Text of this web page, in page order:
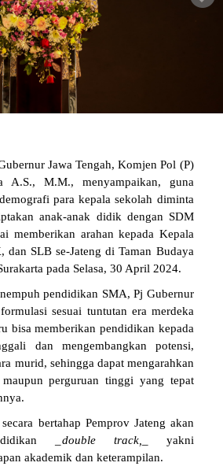
Jawa Tengah, Komjen Pol (P)
A.S., M.M., menyampaikan, guna
para kepala sekolah diminta
anak-anak didik dengan SDM
memberikan arahan kepada Kepala
dan SLB se-Jateng di Taman Budaya
pada Selasa, 30 April 2024.
pendidikan SMA, Pj Gubernur
sesuai tuntutan era merdeka
bisa memberikan pendidikan kepada
dan mengembangkan potensi,
murid, sehingga dapat mengarahkan
perguruan tinggi yang tepat
bertahap Pemprov Jateng akan
_ double track,
_ yakni
akademik dan keterampilan.